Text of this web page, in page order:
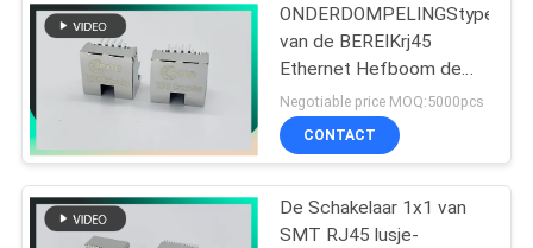
ONDERDOMPELINGStype
van de BEREIKrj45
Ethernet Hefboom de
Schakelaar met LEIDENE
8P8C compenseerde
Type met Klemmen
Negotiable price MOQ:5000pcs
CONTACT
De Schakelaar 1x1 van
SMT RJ45 lusje-